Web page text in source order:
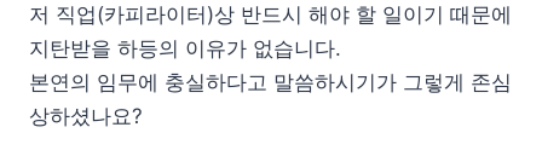
저 직업(카피라이터)상 반드시 해야 할 일이기 때문에
지탄받을 하등의 이유가 없습니다.
본연의 임무에 충실하다고 말씀하시기가 그렇게 존심
상하셨나요?